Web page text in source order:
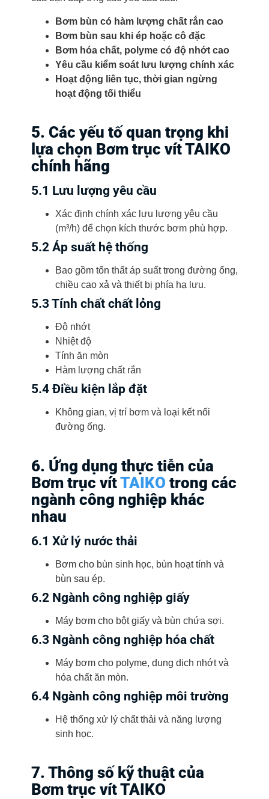
Bơm bùn có hàm lượng chất rắn cao
Bơm bùn sau khi ép hoặc cô đặc
Bơm hóa chất, polyme có độ nhớt cao
Yêu cầu kiểm soát lưu lượng chính xác
Hoạt động liên tục, thời gian ngừng
hoạt động tối thiểu
5. Các yếu tố quan trọng khi
lựa chọn Bơm trục vít TAIKO
chính hãng
5.1 Lưu lượng yêu cầu
Xác định chính xác lưu lượng yêu cầu
(m³/h) để chọn kích thước bơm phù hợp.
5.2 Áp suất hệ thống
Bao gồm tổn thất áp suất trong đường ống,
chiều cao xả và thiết bị phía hạ lưu.
5.3 Tính chất chất lỏng
Độ nhớt
Nhiệt độ
Tính ăn mòn
Hàm lượng chất rắn
5.4 Điều kiện lắp đặt
Không gian, vị trí bơm và loại kết nối
đường ống.
6. Ứng dụng thực tiễn của
Bơm trục vítTAIKO trong các
ngành công nghiệp khác
nhau
6.1 Xử lý nước thải
Bơm cho bùn sinh học, bùn hoạt tính và
bùn sau ép.
6.2 Ngành công nghiệp giấy
Máy bơm cho bột giấy và bùn chứa sợi.
6.3 Ngành công nghiệp hóa chất
Máy bơm cho polyme, dung dịch nhớt và
hóa chất ăn mòn.
6.4 Ngành công nghiệp môi trường
Hệ thống xử lý chất thải và năng lượng
sinh học.
7. Thông số kỹ thuật của
Bơm trục vít TAIKO